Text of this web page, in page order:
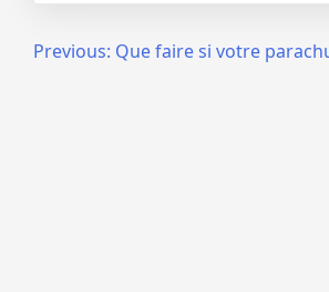
Navigation
Previous: Que faire si votre